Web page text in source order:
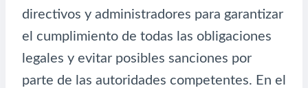
directivos y administradores para garantizar
el cumplimiento de todas las obligaciones
legales y evitar posibles sanciones por
parte de las autoridades competentes. En el